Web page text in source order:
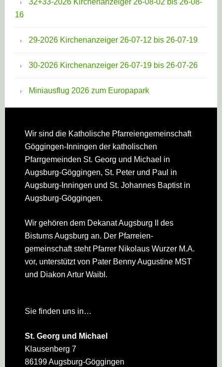
32+33-2026 Kirchenanzeiger 26-08-02 bis 26-08-
16
29-2026 Kirchenanzeiger 26-07-12 bis 26-07-19
30-2026 Kirchenanzeiger 26-07-19 bis 26-07-26
Miniausflug 2026 zum Europapark
Footer
Wir sind die Katholische Pfarreien­gemeinschaft
Göggingen-Inningen der katholischen
Pfarrgemeinden St. Georg und Michael in
Augsburg-Göggingen, St. Peter und Paul in
Augsburg-Inningen und St. Johannes Baptist in
Augsburg-Göggingen.
Wir gehören dem Dekanat Augsburg II des
Bistums Augsburg an. Der Pfarreien­
gemeinschaft steht Pfarrer Nikolaus Wurzer M.A.
vor, unterstützt von Pater Benny Augustine MST
und Diakon Artur Waibl.
Sie finden uns in…
St. Georg und Michael
Klausenberg 7
86199 Augsburg-Göggingen